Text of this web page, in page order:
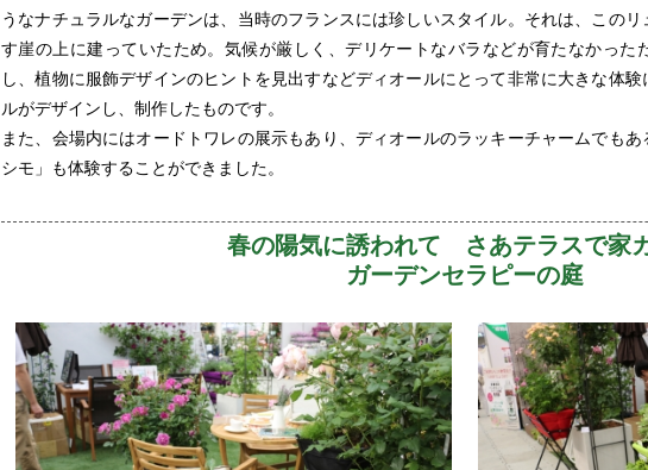
うなナチュラルなガーデンは、当時のフランスには珍しいスタイル。それは、この
す崖の上に建っていたため。気候が厳しく、デリケートなバラなどが育たなかった
し、植物に服飾デザインのヒントを見出すなどディオールにとって非常に大きな体
ルがデザインし、制作したものです。
また、会場内にはオードトワレの展示もあり、ディオールのラッキーチャームでも
シモ」も体験することができました。
春の陽気に誘われて さあテラスで家
ガーデンセラピーの庭